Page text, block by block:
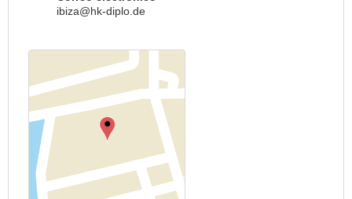
ibiza@hk-diplo.de